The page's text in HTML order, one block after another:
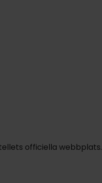
officiella webbplats.